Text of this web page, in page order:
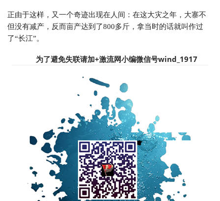
正由于这样，又一个奇迹出现在人间：在这大灾之年，大寨不
但没有减产，反而亩产达到了800多斤，拿当时的话就叫作过
了“长江”。
为了避免失联请加+激流网小编微信号wind_1917